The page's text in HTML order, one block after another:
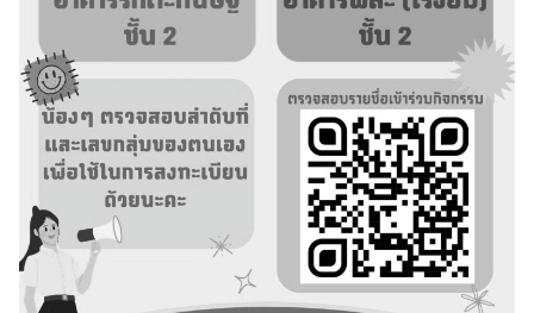
สหกิจศึกษาฯ (CWIE)
สายตรงผู้อำนวยการ
สาระน่ารู้สำหรับนักศึกษา
สาระน่ารู้สำหรับบุคลากรทั้งหมด
หมวดรายวิชาศึกษาทั่วไป